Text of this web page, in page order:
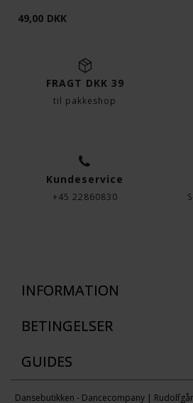
49,00 DKK
FRAGT DKK 39
til pakkeshop
Kundeservice
+45 22860830
INFORMATION
BETINGELSER
GUIDES
Dansebutikken - Dancecompany |